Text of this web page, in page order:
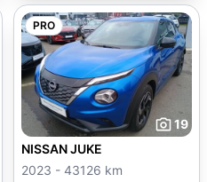
PRO
19
NISSAN JUKE
2023 - 43126 km